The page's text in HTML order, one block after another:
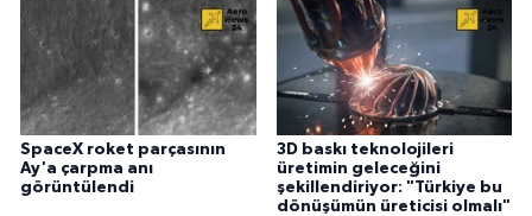
SpaceX roket parçasının
Ay'a çarpma anı
görüntülendi
3D baskı teknolojileri
üretimin geleceğini
şekillendiriyor: "Türkiye bu
dönüşümün üreticisi olmalı"